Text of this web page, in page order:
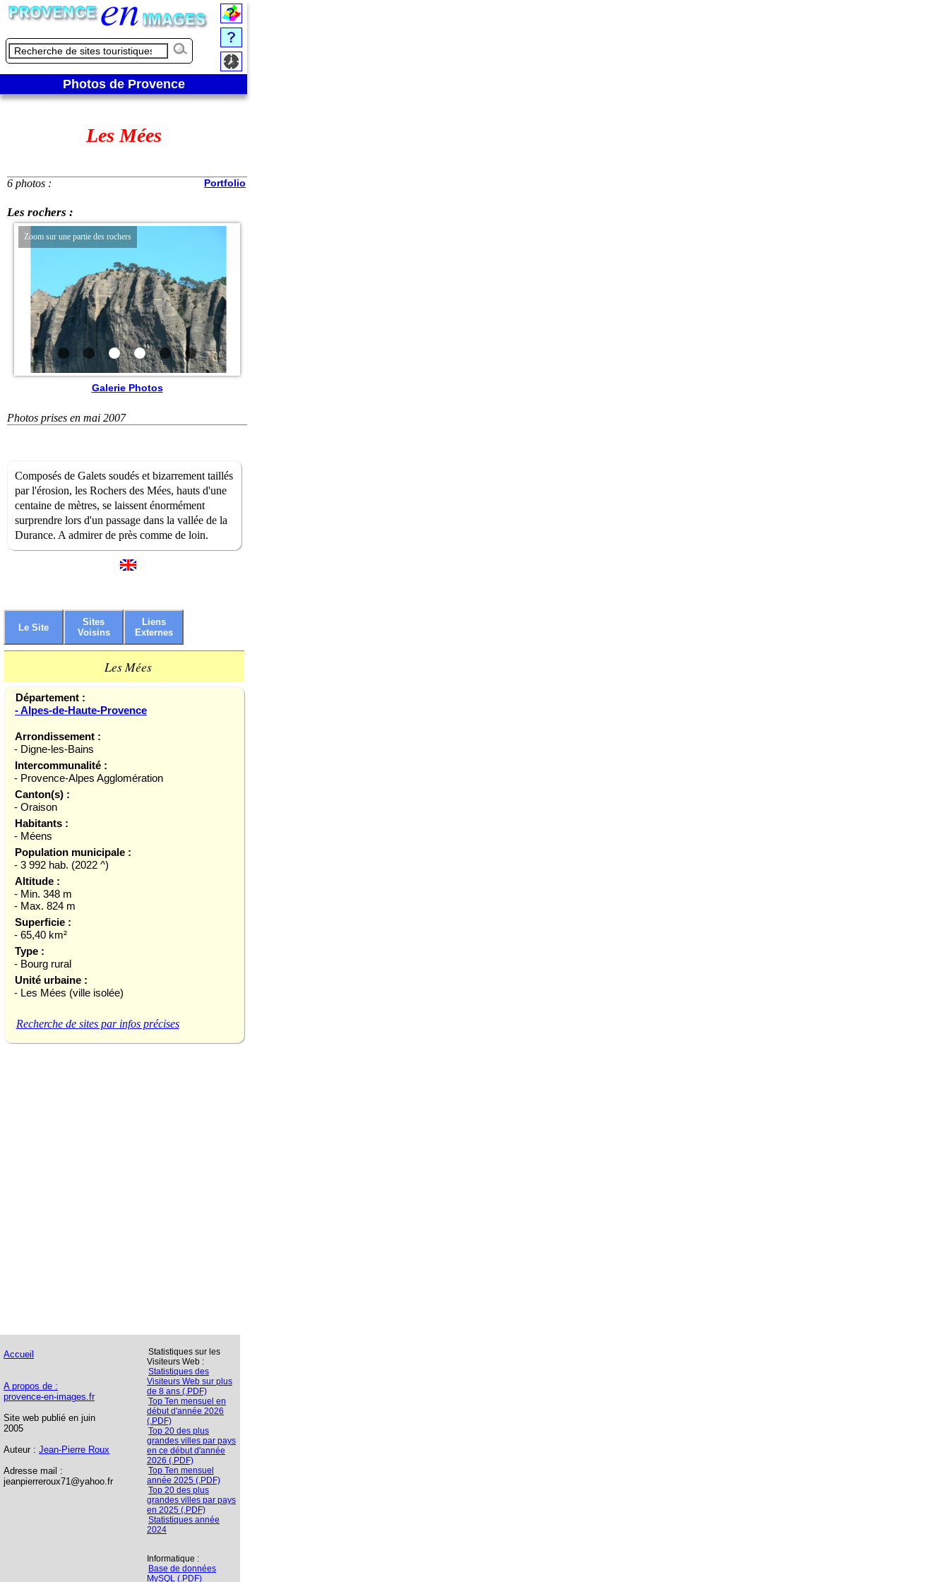
Photos de Provence
Les Mées
6 photos : Portfolio
Les rochers :
Zoom sur une partie des rochers
Galerie Photos
Photos prises en mai 2007
Composés de Galets soudés et bizarrement taillés
par l'érosion, les Rochers des Mées, hauts d'une
centaine de mètres, se laissent énormément
surprendre lors d'un passage dans la vallée de la
Durance. A admirer de près comme de loin.
Le Site
Sites
Voisins
Liens
Externes
Les Mées
Département :
- Alpes-de-Haute-Provence
Arrondissement :
- Digne-les-Bains
Intercommunalité :
- Provence-Alpes Agglomération
Canton(s) :
- Oraison
Habitants :
- Méens
Population municipale :
- 3 992 hab. (2022 ^)
Altitude :
- Min. 348 m
- Max. 824 m
Superficie :
- 65,40 km²
Type :
- Bourg rural
Unité urbaine :
- Les Mées (ville isolée)
Recherche de sites par infos précises
Accueil
A propos de :
provence-en-images.fr
Site web publié en juin
2005
Auteur : Jean-Pierre Roux
Adresse mail :
jeanpierreroux71@yahoo.fr
Statistiques sur les
Visiteurs Web :
Statistiques des
Visiteurs Web sur plus
de 8 ans (.PDF)
Top Ten mensuel en
début d'année 2026
(.PDF)
Top 20 des plus
grandes villes par pays
en ce début d'année
2026 (.PDF)
Top Ten mensuel
année 2025 (.PDF)
Top 20 des plus
grandes villes par pays
en 2025 (.PDF)
Statistiques année
2024
Informatique :
Base de données
MySQL (.PDF)